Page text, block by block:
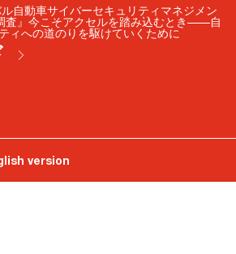
自動車サイバーセキュリティマネジメン
査』今こそアクセルを踏み込むとき――自
ィへの道のりを駆けていくために
version